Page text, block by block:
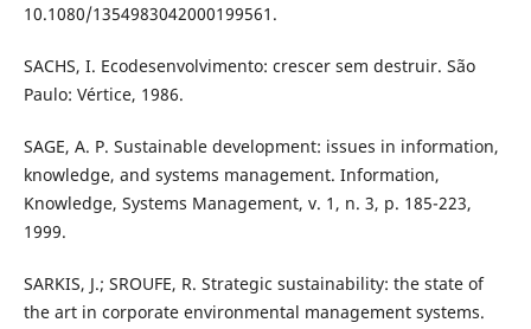
10.1080/1354983042000199561.
SACHS, I. Ecodesenvolvimento: crescer sem destruir. São
Paulo: Vértice, 1986.
SAGE, A. P. Sustainable development: issues in information,
knowledge, and systems management. Information,
Knowledge, Systems Management, v. 1, n. 3, p. 185-223,
1999.
SARKIS, J.; SROUFE, R. Strategic sustainability: the state of
the art in corporate environmental management systems.